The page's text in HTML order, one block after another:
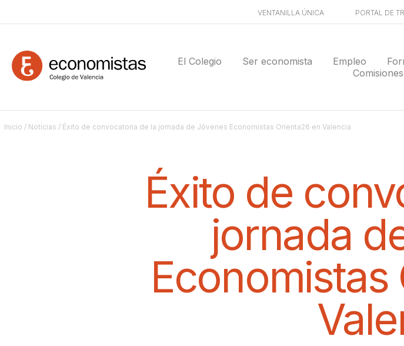
VENTANILLA ÚNICA PORTAL DE
El Colegio Ser economista Empleo
Comisiones
Inicio / Noticias / Éxito de convocatoria de la jornada de Jóvenes Economistas Orienta26 en Valencia
Éxito de
jornada